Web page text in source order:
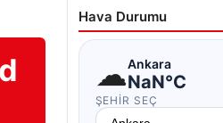
Hava Durumu
☁Ankara
NaN°C
ŞEHIR SEÇ